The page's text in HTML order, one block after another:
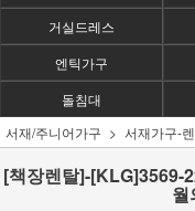
거실드레스
엔틱가구
돌침대
서재/주니어가구
서재가구-
[책장렌탈]-[KLG]3569-
월